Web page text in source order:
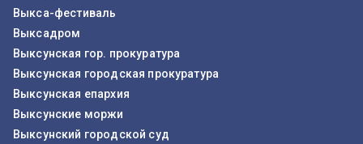
Выкса-фестиваль
Выксадром
Выксунская гор. прокуратура
Выксунская городская прокуратура
Выксунская епархия
Выксунские моржи
Выксунский городской суд